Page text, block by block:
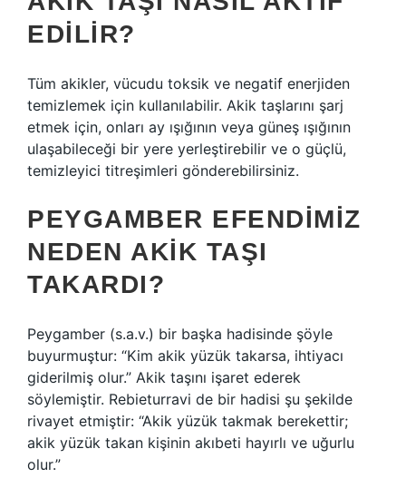
EDILIR?
Tüm akikler, vücudu toksik ve negatif enerjiden
temizlemek için kullanılabilir. Akik taşlarını şarj
etmek için, onları ay ışığının veya güneş ışığının
ulaşabileceği bir yere yerleştirebilir ve o güçlü,
temizleyici titreşimleri gönderebilirsiniz.
PEYGAMBER EFENDIMIZ
NEDEN AKIK TAŞI
TAKARDI?
Peygamber (s.a.v.) bir başka hadisinde şöyle
buyurmuştur: “Kim akik yüzük takarsa, ihtiyacı
giderilmiş olur.” Akik taşını işaret ederek
söylemiştir. Rebieturravi de bir hadisi şu şekilde
rivayet etmiştir: “Akik yüzük takmak berekettir;
akik yüzük takan kişinin akıbeti hayırlı ve uğurlu
olur.”